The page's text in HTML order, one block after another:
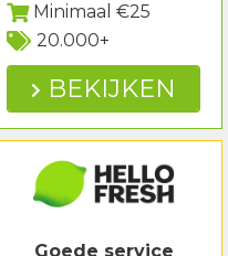
Minimaal €25
20.000+
BEKIJKEN
Goede service